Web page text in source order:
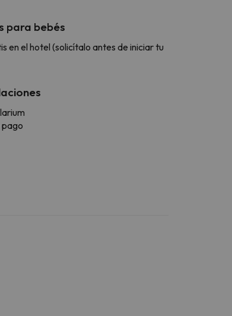
para bebés
en el hotel (solicítalo antes de iniciar tu
pago